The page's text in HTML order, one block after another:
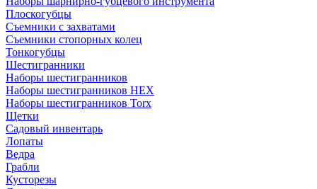
Плоскогубцы
Съемники с захватами
Съемники стопорных колец
Тонкогубцы
Шестигранники
Наборы шестигранников
Наборы шестигранников HEX
Наборы шестигранников Torx
Щетки
Садовый инвентарь
Лопаты
Ведра
Грабли
Кусторезы